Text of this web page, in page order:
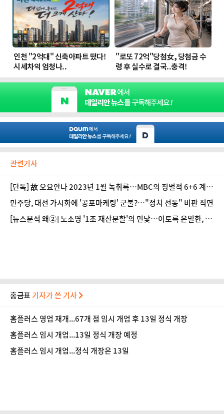
관련기사
[단독] 故 오요안나 2023년 1월 녹취록…MBC의 징벌적 6+6 계약
조치 '충격'
민주당, 대선 가시화에 '공포마케팅' 군불?…"정치 선동" 비판 직면
[뉴스분석 왜②] 노소영 '1조 재산분할'의 민낯…이토록 은밀한, 그
홍금표 기자가 쓴 기사
홈플러스 영업 재개...67개 점 임시 개업 후 13일 정식 개장
홈플러스 임시 개업...13일 정식 개장 예정
홈플러스 임시 개업...정식 개장은 13일